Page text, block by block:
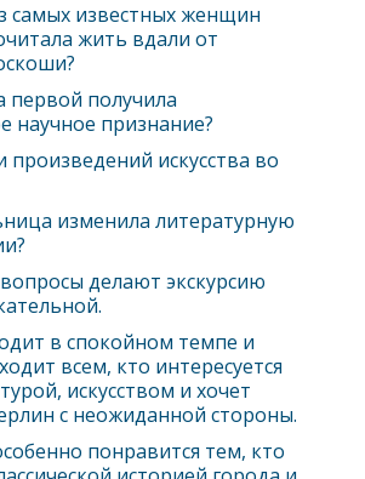
самых известных женщин
жить вдали от
первой получила
научное признание?
произведений искусства во
изменила литературную
делают экскурсию
в спокойном темпе и
всем, кто интересуется
искусством и хочет
с неожиданной стороны.
понравится тем, кто